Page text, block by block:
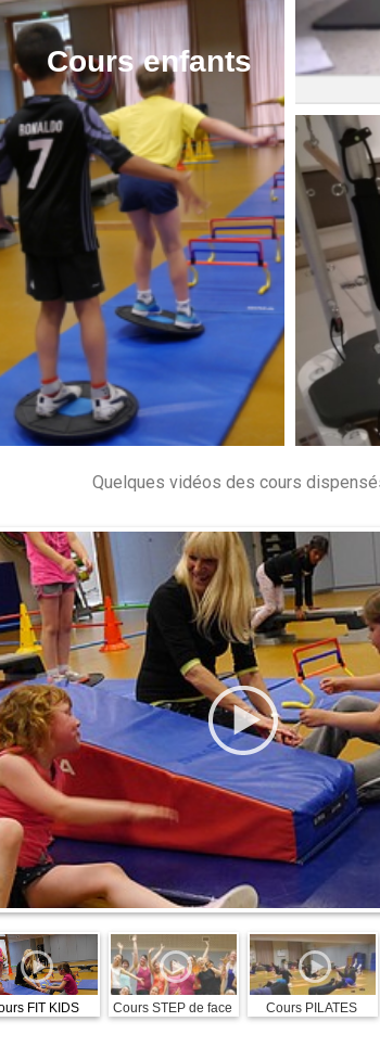
Cours enfants
Quelques vidéos des cours
WordPress Gallery Free Version
FIT KIDS Cours STEP de face
Cours PILATES